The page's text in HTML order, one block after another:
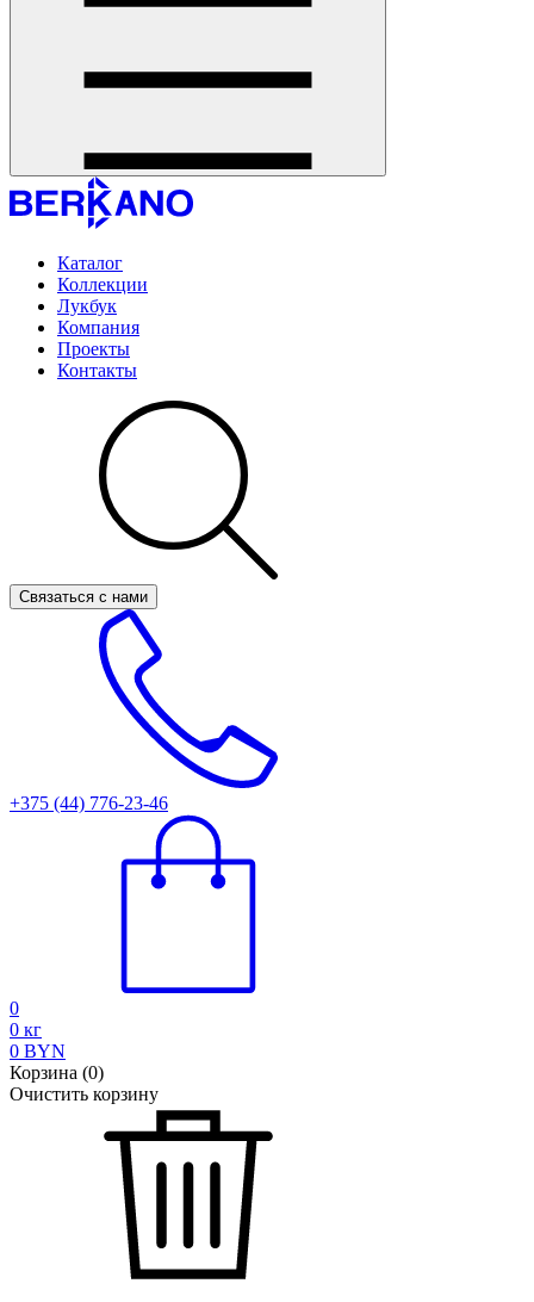
Каталог
Коллекции
Лукбук
Компания
Проекты
Контакты
Связаться с нами
+375 (44) 776-23-46
0
0 кг
0 BYN
Корзина (0)
Очистить корзину